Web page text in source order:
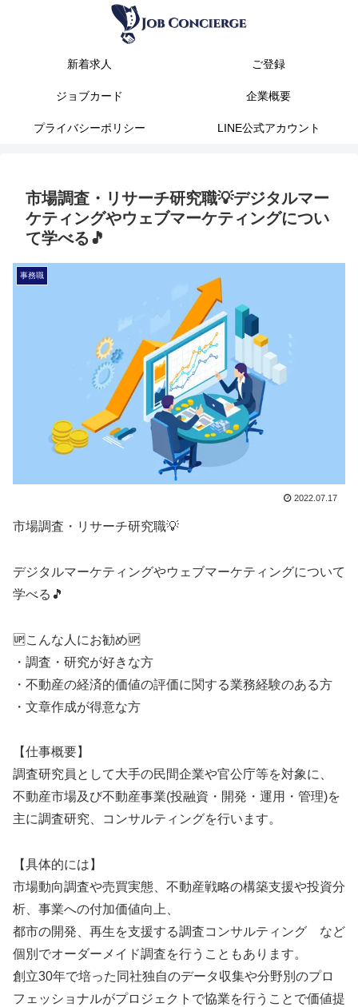
新着求人 ご登録
ジョブカード 企業概要
プライバシーポリシー LINE公式アカウント
市場調査・リサーチ研究職💡デジタルマー
ケティングやウェブマーケティングについ
て学べる🎵
事務職
2022.07.17
市場調査・リサーチ研究職💡
デジタルマーケティングやウェブマーケティングについて
学べる🎵
🆙こんな人にお勧め🆙
・調査・研究が好きな方
・不動産の経済的価値の評価に関する業務経験のある方
・文章作成が得意な方
【仕事概要】
調査研究員として大手の民間企業や官公庁等を対象に、
不動産市場及び不動産事業(投融資・開発・運用・管理)を
主に調査研究、コンサルティングを行います。
【具体的には】
市場動向調査や売買実態、不動産戦略の構築支援や投資分
析、事業への付加価値向上、
都市の開発、再生を支援する調査コンサルティング など
個別でオーダーメイド調査を行うこともあります。
創立30年で培った同社独自のデータ収集や分野別のプロ
フェッショナルがプロジェクトで協業を行うことで価値提